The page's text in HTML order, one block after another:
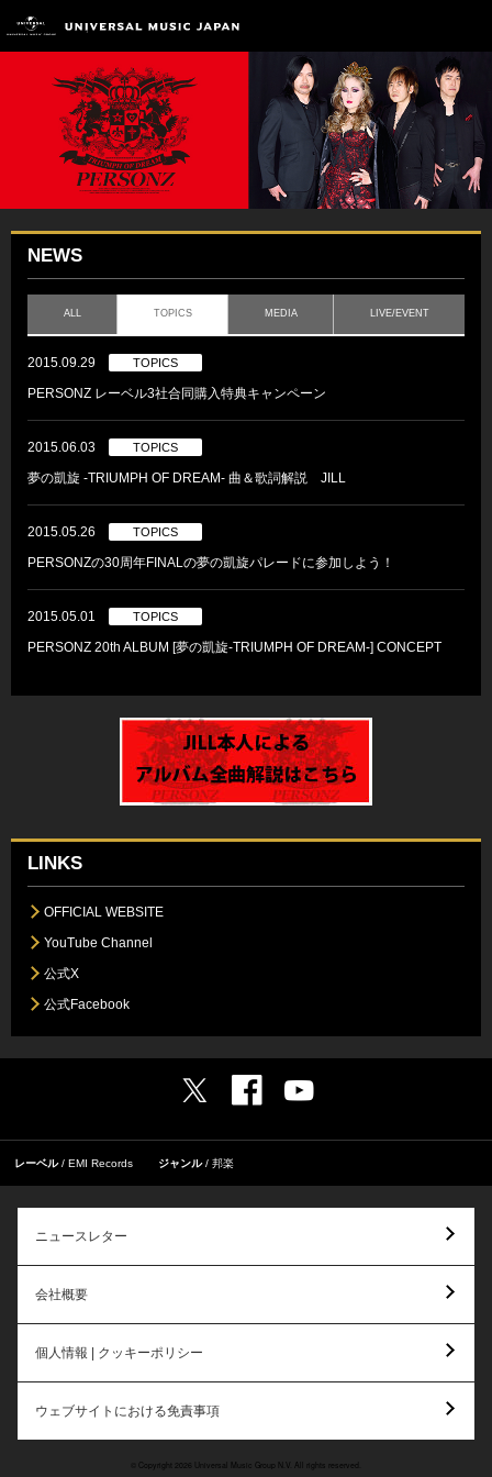
NEWS
ALL TOPICS MEDIA LIVE/EVENT
2015.09.29 TOPICS
PERSONZ レーベル3社合同購入特典キャンペーン
2015.06.03 TOPICS
夢の凱旋 -TRIUMPH OF DREAM- 曲＆歌詞解説 JILL
2015.05.26 TOPICS
PERSONZの30周年FINALの夢の凱旋パレードに参加しよう！
2015.05.01 TOPICS
PERSONZ 20th ALBUM [夢の凱旋-TRIUMPH OF DREAM-] CONCEPT
LINKS
OFFICIAL WEBSITE
YouTube Channel
公式X
公式Facebook
レーベル EMI Records ジャンル 邦楽
ニュースレター
会社概要
個人情報 | クッキーポリシー
ウェブサイトにおける免責事項
© Copyright 2026 Universal Music Group N.V. All rights reserved.